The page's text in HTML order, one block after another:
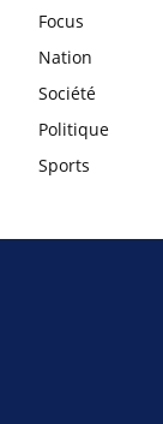
Focus
Nation
Société
Politique
Sports